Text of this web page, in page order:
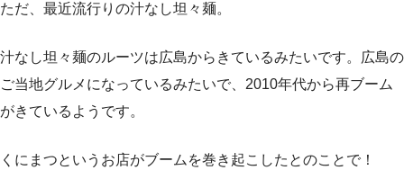
ただ、最近流行りの汁なし坦々麺。
汁なし坦々麺のルーツは広島からきているみたいです。広島の
ご当地グルメになっているみたいで、2010年代から再ブーム
がきているようです。
くにまつというお店がブームを巻き起こしたとのことで！